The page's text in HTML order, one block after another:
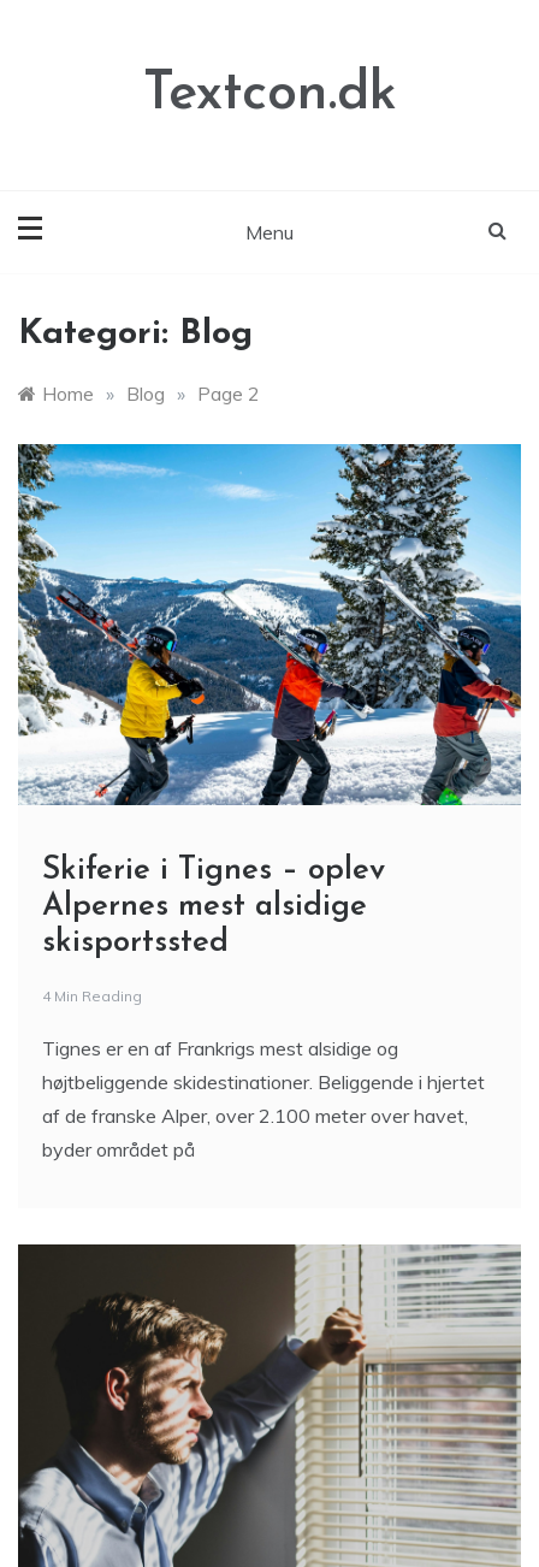
Textcon.dk
Menu
Kategori: Blog
Home » Blog » Page 2
Skiferie i Tignes – oplev
Alpernes mest alsidige
skisportssted
4 Min Reading
Tignes er en af Frankrigs mest alsidige og
højtbeliggende skidestinationer. Beliggende i hjertet
af de franske Alper, over 2.100 meter over havet,
byder området på